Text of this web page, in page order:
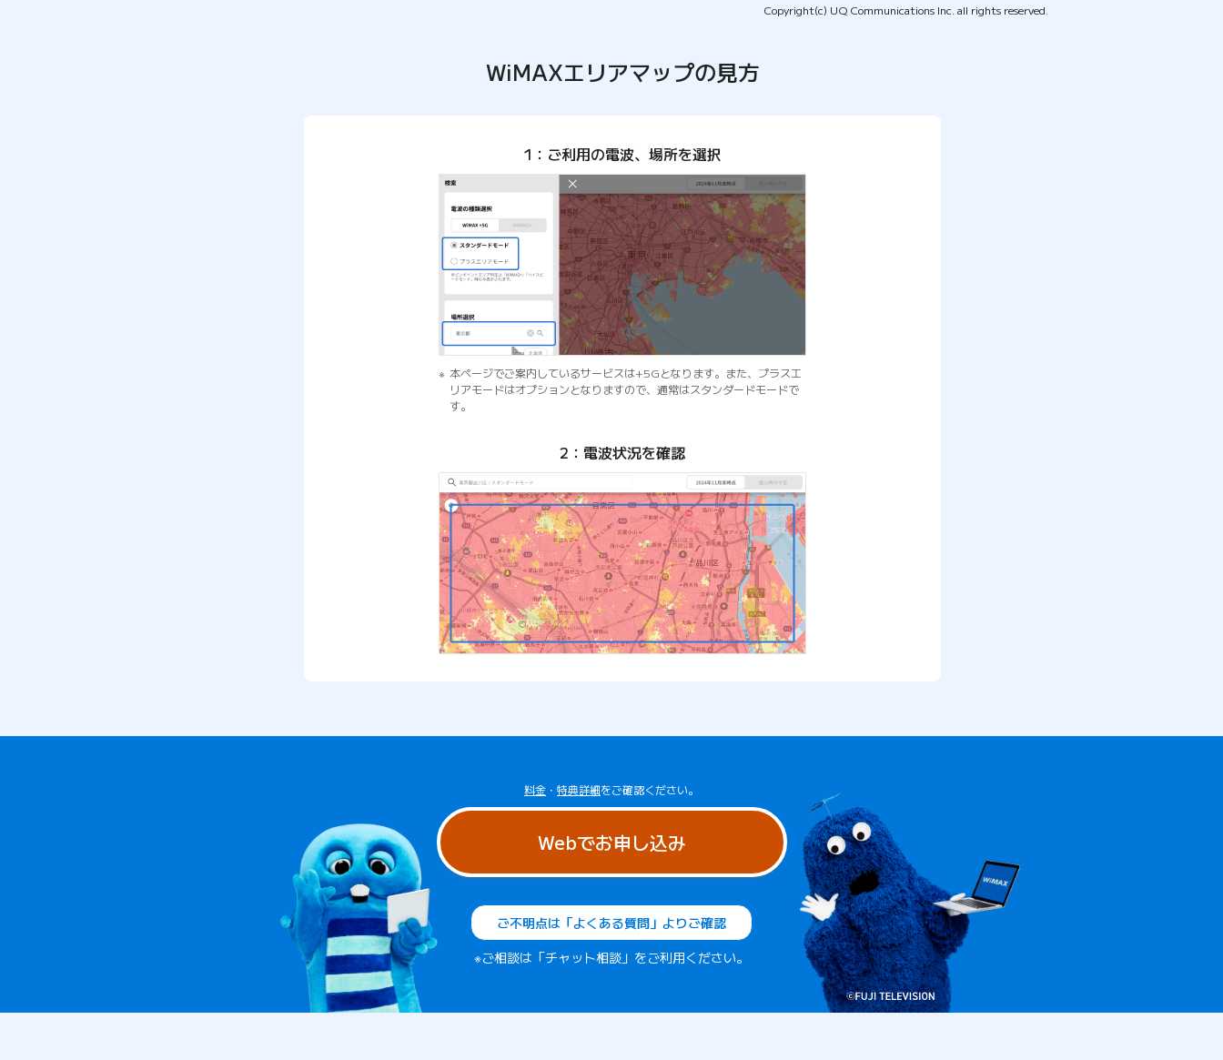
Copyright(c) UQ Communications Inc. all rights reserved.
WiMAXエリアマップの見方
1：ご利用の電波、場所を選択
本ページでご案内しているサービスは+5Gとなります。また、プラスエ
リアモードはオプションとなりますので、通常はスタンダードモードで
す。
2：電波状況を確認
料金 ・ 特典詳細をご確認ください。
Webでお申し込み
ご不明点は「よくある質問」よりご確認
※ご相談は「チャット相談」をご利用ください。